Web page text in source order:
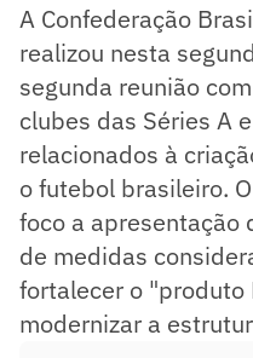
A Confederação
realizou nesta
segunda reunião
clubes das Séries A
relacionados à
o futebol brasileiro.
foco a apresentação
de medidas
fortalecer o "produto
modernizar a